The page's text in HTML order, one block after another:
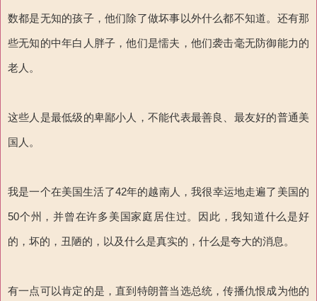
数都是无知的孩子，他们除了做坏事以外什么都不知道。还有那
些无知的中年白人胖子，他们是懦夫，他们袭击毫无防御能力的
老人。
这些人是最低级的卑鄙小人，不能代表最善良、最友好的普通美
国人。
我是一个在美国生活了42年的越南人，我很幸运地走遍了美国的
50个州，并曾在许多美国家庭居住过。因此，我知道什么是好
的，坏的，丑陋的，以及什么是真实的，什么是夸大的消息。
有一点可以肯定的是，直到特朗普当选总统，传播仇恨成为他的